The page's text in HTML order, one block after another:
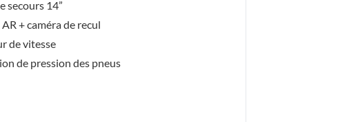
secours 14”
+ caméra de recul
de vitesse
de pression des pneus